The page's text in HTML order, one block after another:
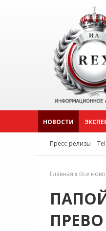
НОВОСТИ
Пресс-релизы
Главная » Все
ПРЕВО